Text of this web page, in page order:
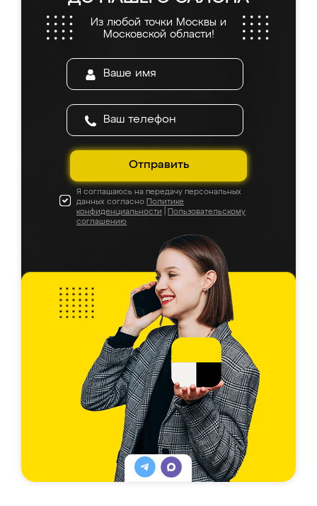
Из любой точки Москвы и
Московской области!
Отправить
Я соглашаюсь на передачу персональных
данных согласно Политике
конфиденциальности
Пользовательскому
соглашению